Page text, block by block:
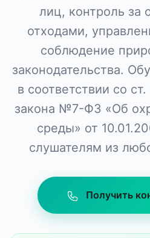
лиц, контроль за
отходами,
соблюдение
законодательства.
в соответствии со
закона №7-ФЗ «Об
среды» от
слушателям из
Получить